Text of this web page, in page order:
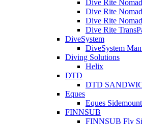
Dive Rite
Dive Rite
Dive Rite
Dive Rite
DiveSystem
DiveSystem
Diving Solutions
Helix
DTD
DTD
Eques
Eques
FINNSUB
FINNSUB Fly